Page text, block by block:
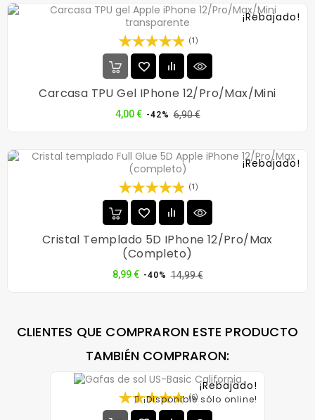
¡Rebajado!
(1)
Carcasa TPU Gel IPhone 12/Pro/Max/Mini
4,00 € Precio
-42% 6,90 €Precio
¡Rebajado!
(1)
Cristal Templado 5D IPhone 12/Pro/Max
(completo)
8,99 € Precio
-40% 14,99 €Precio
CLIENTES QUE COMPRARON ESTE PRODUCTO
TAMBIÉN COMPRARON:
¡Disponible sólo online!
¡Rebajado!
(6)